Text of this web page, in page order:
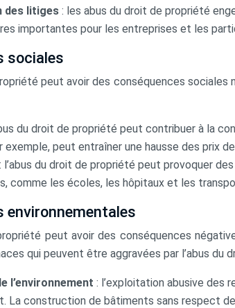
des litiges : les abus du droit de propriété
importantes pour les entreprises et les
sociales
peut avoir des conséquences
du droit de propriété peut contribuer à la
exemple, peut entraîner une hausse des prix
: l’abus du droit de propriété peut provoquer
comme les écoles, les hôpitaux et les
environnementales
peut avoir des conséquences
qui peuvent être aggravées par l’abus du
l’environnement : l’exploitation abusive des
La construction de bâtiments sans respect